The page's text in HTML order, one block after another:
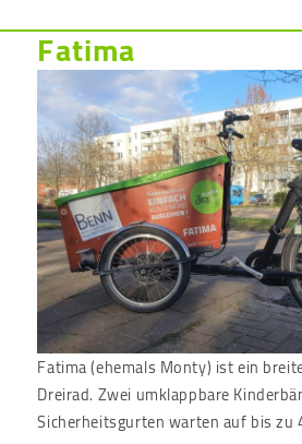
Fatima
Fatima (ehemals Monty) ist ein
Dreirad. Zwei umklappbare
Sicherheitsgurten warten auf bis zu